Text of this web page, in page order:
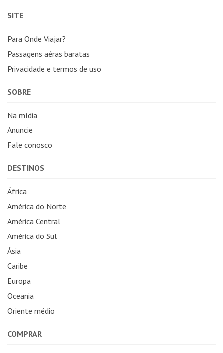
SITE
Para Onde Viajar?
Passagens aéras baratas
Privacidade e termos de uso
SOBRE
Na mídia
Anuncie
Fale conosco
DESTINOS
África
América do Norte
América Central
América do Sul
Ásia
Caribe
Europa
Oceania
Oriente médio
COMPRAR